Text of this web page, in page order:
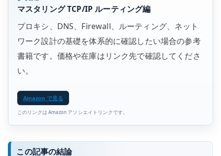
マスタリング TCP/IP ルーティング編
プロキシ、DNS、Firewall、ルーティング、ネット
ワーク設計の基礎を体系的に確認したい場合の参考
書籍です。価格や在庫はリンク先で確認してくださ
い。
Amazon で見る
このリンクは Amazon アソシエイトリンクです。
この記事の結論